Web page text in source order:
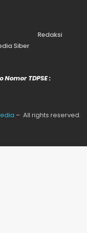
Redaksi
Siber
TDPSE :
– All rights reserved.